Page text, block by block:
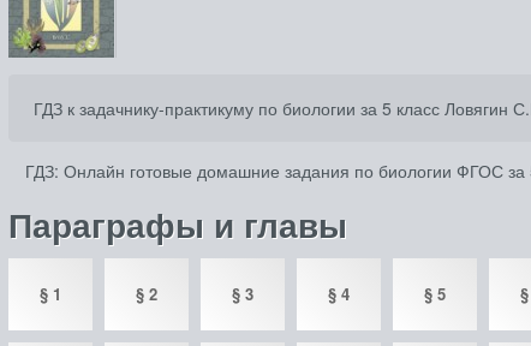
ГДЗ к задачнику-практикуму по биологии за 5 класс Ловягин
ГДЗ: Онлайн готовые домашние задания по биологии ФГОС
Параграфы и главы
§ 1 § 2 § 3 § 4 § 5